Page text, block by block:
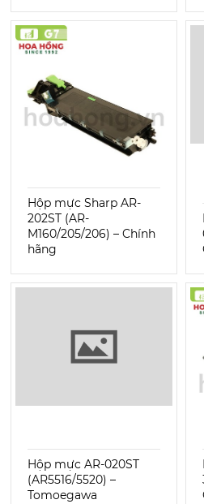
Hộp mực Sharp AR-
202ST (AR-
M160/205/206) – Chính
hãng
Hộp mực AR-020ST
(AR5516/5520) –
Tomoegawa